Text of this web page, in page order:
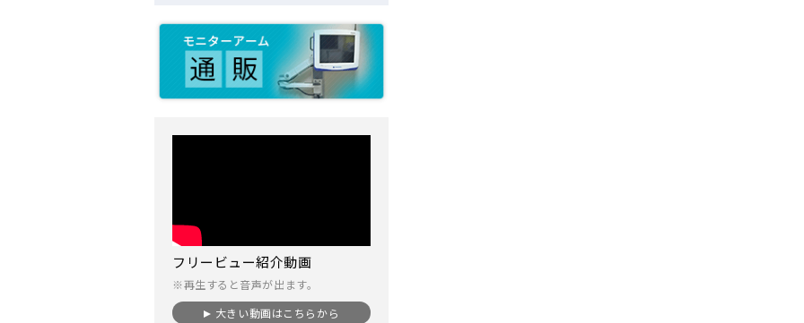
フリービュー紹介動画
※再生すると音声が出ます。
大きい動画はこちらから